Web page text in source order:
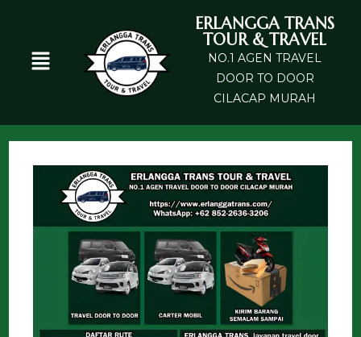
ERLANGGA TRANS
TOUR & TRAVEL
NO.1 AGEN TRAVEL
DOOR TO DOOR
CILACAP MURAH